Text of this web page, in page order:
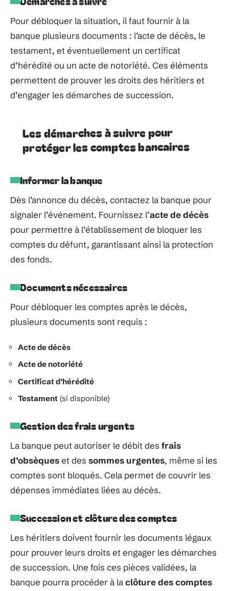
Pour débloquer la situation, il faut fournir à la
banque plusieurs documents : l’acte de décès, le
testament, et éventuellement un certificat
d’hérédité ou un acte de notoriété. Ces éléments
permettent de prouver les droits des héritiers et
d’engager les démarches de succession.
Les démarches à suivre pour
protéger les comptes bancaires
Informer la banque
Dès l’annonce du décès, contactez la banque pour
signaler l’événement. Fournissez l’acte de décès
pour permettre à l’établissement de bloquer les
comptes du défunt, garantissant ainsi la protection
des fonds.
Documents nécessaires
Pour débloquer les comptes après le décès,
plusieurs documents sont requis :
Acte de décès
Acte de notoriété
Certificat d’hérédité
Testament (si disponible)
Gestion des frais urgents
La banque peut autoriser le débit des frais
d’obsèqueset des sommes urgentes, même si les
comptes sont bloqués. Cela permet de couvrir les
dépenses immédiates liées au décès.
Succession et clôture des comptes
Les héritiers doivent fournir les documents légaux
pour prouver leurs droits et engager les démarches
de succession. Une fois ces pièces validées, la
banque pourra procéder à laclôture des comptes